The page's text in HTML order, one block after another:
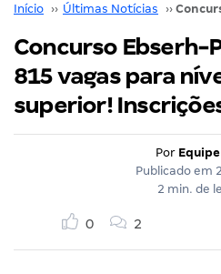
Início ›› Últimas Notícias ››
Concurso Ebserh-
815 vagas para
superior!
Por
Publicado em
2 min. de
0 2